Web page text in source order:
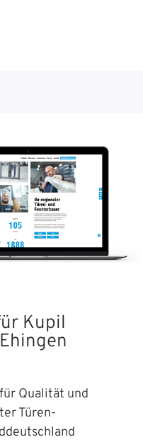
Kupil
Qualität und
Türen-